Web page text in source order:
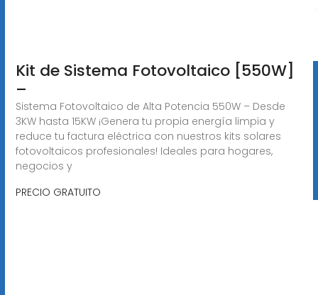
Kit de Sistema Fotovoltaico [550W]
–
Sistema Fotovoltaico de Alta Potencia 550W – Desde
3KW hasta 15KW ¡Genera tu propia energía limpia y
reduce tu factura eléctrica con nuestros kits solares
fotovoltaicos profesionales! Ideales para hogares,
negocios y
PRECIO GRATUITO